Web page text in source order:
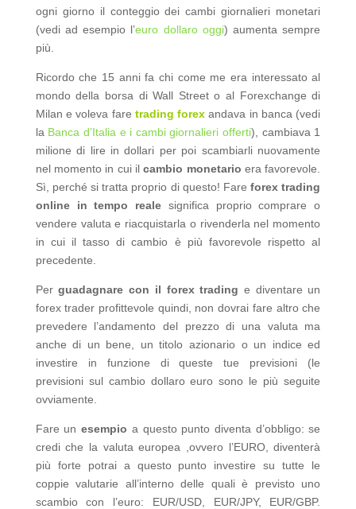
ogni giorno il conteggio dei cambi giornalieri monetari
(vedi ad esempio l’euro dollaro oggi) aumenta sempre
più.
Ricordo che 15 anni fa chi come me era interessato al
mondo della borsa di Wall Street o al Forexchange di
Milan e voleva fare trading forex andava in banca (vedi
la Banca d’Italia e i cambi giornalieri offerti), cambiava 1
milione di lire in dollari per poi scambiarli nuovamente
nel momento in cui ilcambio monetario era favorevole.
Sì, perché si tratta proprio di questo! Fareforex trading
online in tempo reale significa proprio comprare o
vendere valuta e riacquistarla o rivenderla nel momento
in cui il tasso di cambio è più favorevole rispetto al
precedente.
Perguadagnare con il forextrading e diventare un
forex trader profittevole quindi, non dovrai fare altro che
prevedere l’andamento del prezzo di una valuta ma
anche di un bene, un titolo azionario o un indice ed
investire in funzione di queste tue previsioni (le
previsioni sul cambio dollaro euro sono le più seguite
ovviamente.
Fare unesempio a questo punto diventa d’obbligo: se
credi che la valuta europea ,ovvero l’EURO, diventerà
più forte potrai a questo punto investire su tutte le
coppie valutarie all’interno delle quali è previsto uno
scambio con l’euro: EUR/USD, EUR/JPY, EUR/GBP.